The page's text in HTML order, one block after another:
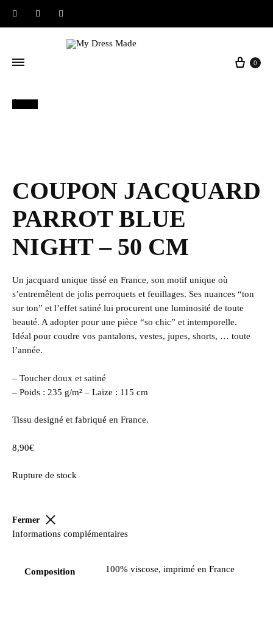
InstagramFacebook
Panier
0
COUPON JACQUARD
PARROT BLUE
NIGHT – 50 CM
Un jacquard unique tissé en France, son motif unique où
s’entremêlent de jolis perroquets et feuillages. Ses nuances “ton
sur ton” et l’effet satiné lui procurent une luminosité de toute
beauté. A adopter pour une pièce “so chic” et intemporelle.
Idéal pour coudre vos pantalons, vestes, jupes, shorts, … toute
l’année.
– Toucher doux et satiné
– Poids : 235 g/m² – Laize : 115 cm
Tissu designé et fabriqué en France.
8,90€
Rupture de stock
Fermer
Informations complémentaires
Composition 100% viscose, imprimé en France